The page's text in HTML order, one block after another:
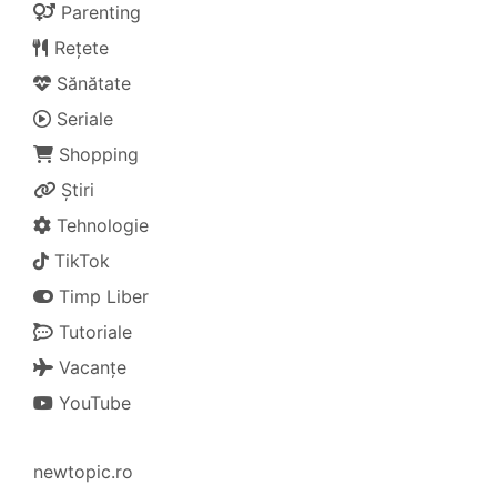
Parenting
Rețete
Sănătate
Seriale
Shopping
Știri
Tehnologie
TikTok
Timp Liber
Tutoriale
Vacanțe
YouTube
newtopic.ro